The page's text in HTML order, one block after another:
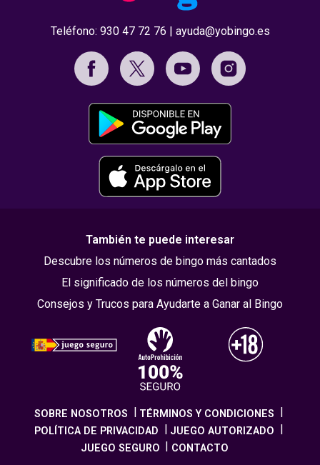
Teléfono: 930 47 72 76 ayuda@yobingo.es
También te puede interesar
Descubre los números de bingo más cantados
El significado de los números del bingo
Consejos y Trucos para Ayudarte a Ganar al Bingo
SOBRE NOSOTROS
TÉRMINOS Y CONDICIONES
POLÍTICA DE PRIVACIDAD
JUEGO AUTORIZADO
JUEGO SEGURO
CONTACTO